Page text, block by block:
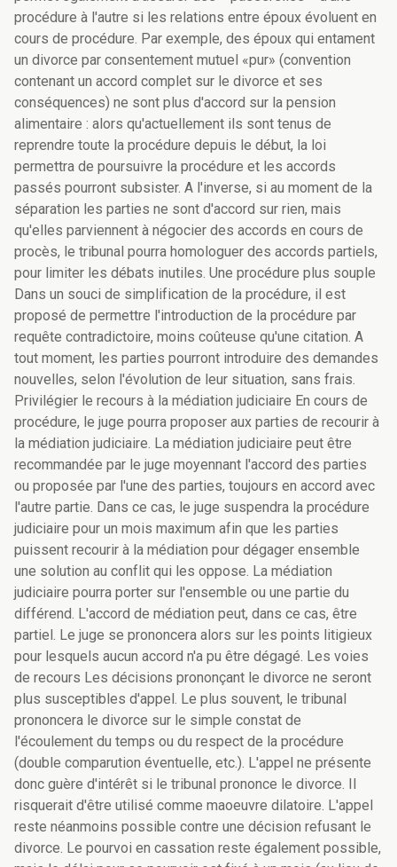
procédure à l'autre si les relations entre époux évoluent en
cours de procédure. Par exemple, des époux qui entament
un divorce par consentement mutuel «pur» (convention
contenant un accord complet sur le divorce et ses
conséquences) ne sont plus d'accord sur la pension
alimentaire : alors qu'actuellement ils sont tenus de
reprendre toute la procédure depuis le début, la loi
permettra de poursuivre la procédure et les accords
passés pourront subsister. A l'inverse, si au moment de la
séparation les parties ne sont d'accord sur rien, mais
qu'elles parviennent à négocier des accords en cours de
procès, le tribunal pourra homologuer des accords partiels,
pour limiter les débats inutiles. Une procédure plus souple
Dans un souci de simplification de la procédure, il est
proposé de permettre l'introduction de la procédure par
requête contradictoire, moins coûteuse qu'une citation. A
tout moment, les parties pourront introduire des demandes
nouvelles, selon l'évolution de leur situation, sans frais.
Privilégier le recours à la médiation judiciaire En cours de
procédure, le juge pourra proposer aux parties de recourir à
la médiation judiciaire. La médiation judiciaire peut être
recommandée par le juge moyennant l'accord des parties
ou proposée par l'une des parties, toujours en accord avec
l'autre partie. Dans ce cas, le juge suspendra la procédure
judiciaire pour un mois maximum afin que les parties
puissent recourir à la médiation pour dégager ensemble
une solution au conflit qui les oppose. La médiation
judiciaire pourra porter sur l'ensemble ou une partie du
différend. L'accord de médiation peut, dans ce cas, être
partiel. Le juge se prononcera alors sur les points litigieux
pour lesquels aucun accord n'a pu être dégagé. Les voies
de recours Les décisions prononçant le divorce ne seront
plus susceptibles d'appel. Le plus souvent, le tribunal
prononcera le divorce sur le simple constat de
l'écoulement du temps ou du respect de la procédure
(double comparution éventuelle, etc.). L'appel ne présente
donc guère d'intérêt si le tribunal prononce le divorce. Il
risquerait d'être utilisé comme maoeuvre dilatoire. L'appel
reste néanmoins possible contre une décision refusant le
divorce. Le pourvoi en cassation reste également possible,